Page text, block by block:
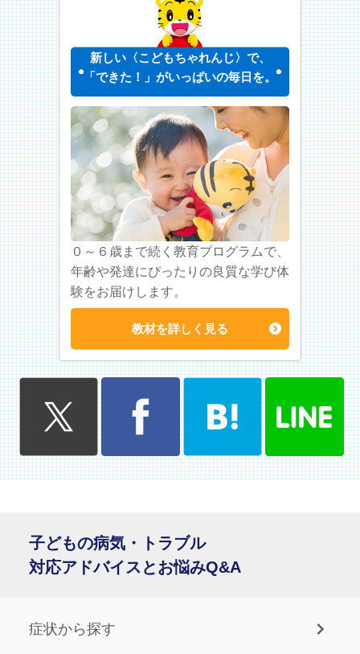
新しい〈こどもちゃれんじ〉で、
「できた！」がいっぱいの毎日を。
０～６歳まで続く教育プログラムで、
年齢や発達にぴったりの良質な学び体
験をお届けします。
教材を詳しく見る
子どもの病気・トラブル
対応アドバイスとお悩みQ&A
症状から探す